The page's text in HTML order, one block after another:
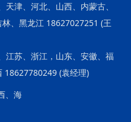
天津、河北、山西、内蒙古、
林、黑龙江 18627027251 (王
江苏、浙江，山东、安徽、福
18627780249 (袁经理)
、海